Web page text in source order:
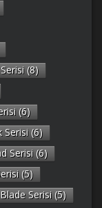
(8)
(6)
Serisi (6)
Serisi (6)
(5)
Serisi (5)